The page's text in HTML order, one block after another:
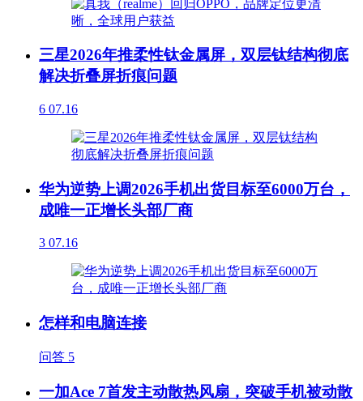
三星2026年推柔性钛金属屏，双层钛结构彻底
解决折叠屏折痕问题
6 07.16
华为逆势上调2026手机出货目标至6000万台，
成唯一正增长头部厂商
3 07.16
怎样和电脑连接
问答 5
一加Ace 7首发主动散热风扇，突破手机被动散